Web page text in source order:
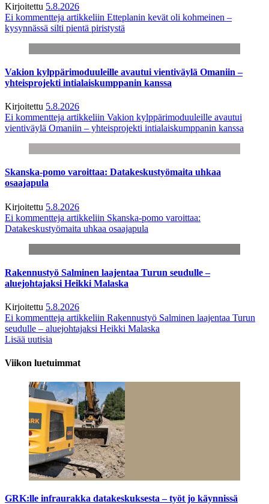
Kirjoitettu 5.8.2026
Ei kommentteja artikkeliin Etteplanin kevät oli kohmeinen –
kysynnässä silti pientä piristystä
Vakion kylppärimoduuleille avautui vientiväylä Omaniin –
yhteisprojekti intialaiskumppanin kanssa
Kirjoitettu 5.8.2026
Ei kommentteja artikkeliin Vakion kylppärimoduuleille avautui
vientiväylä Omaniin – yhteisprojekti intialaiskumppanin kanssa
Skanska-pomo varoittaa: Datakeskustyömaita uhkaa
osaajapula
Kirjoitettu 5.8.2026
Ei kommentteja artikkeliin Skanska-pomo varoittaa:
Datakeskustyömaita uhkaa osaajapula
Rakennustyö Salminen laajentaa Turun seudulle –
aluejohtajaksi Heikki Malaska
Kirjoitettu 5.8.2026
Ei kommentteja artikkeliin Rakennustyö Salminen laajentaa Turun
seudulle – aluejohtajaksi Heikki Malaska
Lisää uutisia
Viikon luetuimmat
GRK:lle infraurakka datakeskuksesta – työt jo käynnissä